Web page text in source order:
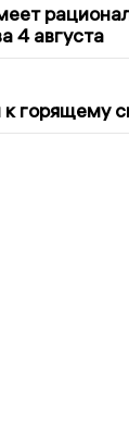
4 августа
горящему